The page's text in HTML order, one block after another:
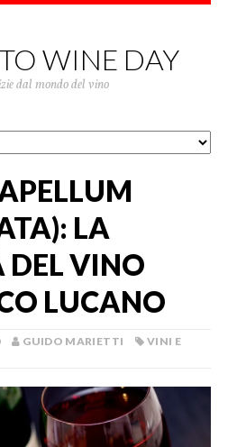
WINE DAY
dal mondo del vino
LA
DEL VINO
LUCANO
GUIDO MARIETTI
VINI E